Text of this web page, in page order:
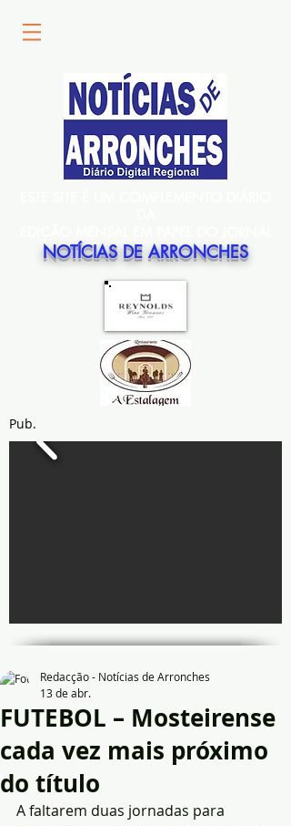
NOTÍCIAS DE ARRONCHES
Pub.
FUTEBOL – Mosteirense
cada vez mais próximo
do título
Redacção - Notícias de Arronches
13 de abr.
A faltarem duas jornadas para